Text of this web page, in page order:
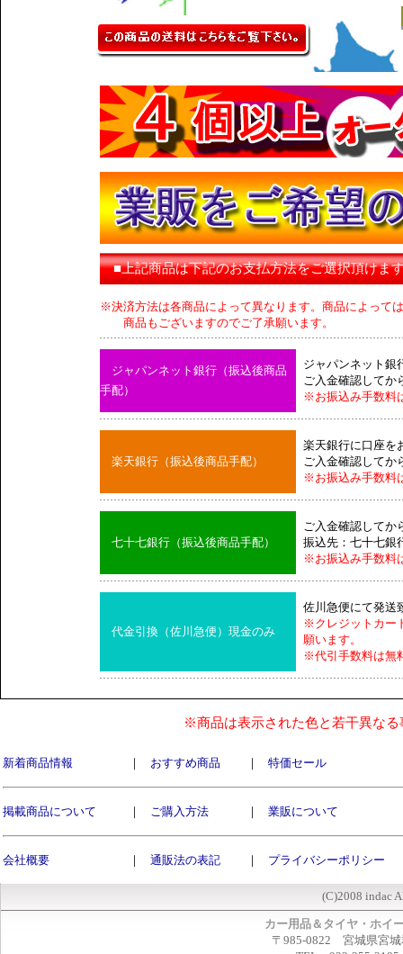
■上記商品は下記のお支払方法をご選択頂けま
※決済方法は各商品によって異なります。商品によって
商品もございますのでご了承願います。
ジャパンネット銀行（振込後商品
手配）
ジャパンネット銀
ご入金確認してか
※お振込み手数料
楽天銀行（振込後商品手配）
楽天銀行に口座を
ご入金確認してか
※お振込み手数料
七十七銀行（振込後商品手配）
ご入金確認してか
振込先：七十七銀
※お振込み手数料
代金引換（佐川急便）現金のみ
佐川急便にて発送
※クレジットカー
願います。
※代引手数料は無
※商品は表示された色と若干異な
新着商品情報 ｜ おすすめ商品 ｜ 特価セール
掲載商品について ｜ ご購入方法 ｜ 業販について
会社概要 ｜ 通販法の表記 ｜ プライバシーポリシー
(C)2008 indac
カー用品＆タイヤ・ホイ
〒985-0822 宮城県宮城